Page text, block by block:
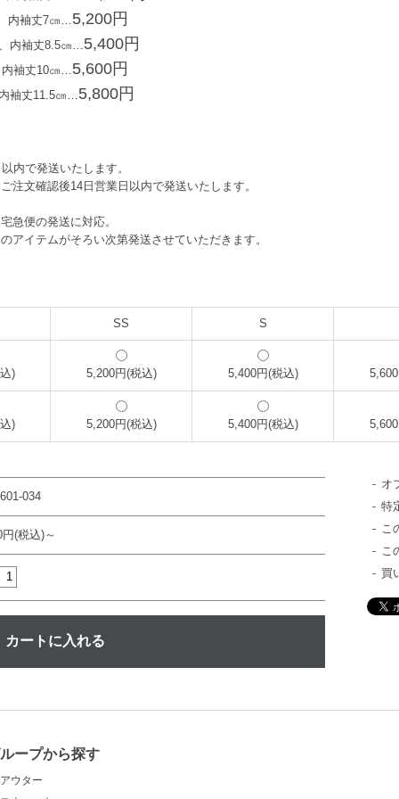
内袖丈7㎝… 5,200円
内袖丈8.5㎝… 5,400円
袖丈10㎝… 5,600円
袖丈11.5㎝… 5,800円
内で発送いたします。
注文確認後14日営業日以内で発送いたします。
急便の発送に対応。
イテムがそろい次第発送させていただきます。
SS S
) 5,200円(税込) 5,400円(税込)
) 5,200円(税込) 5,400円(税込)
034
(税込)～
オ
特
こ
こ
買
ープから探す
アウター